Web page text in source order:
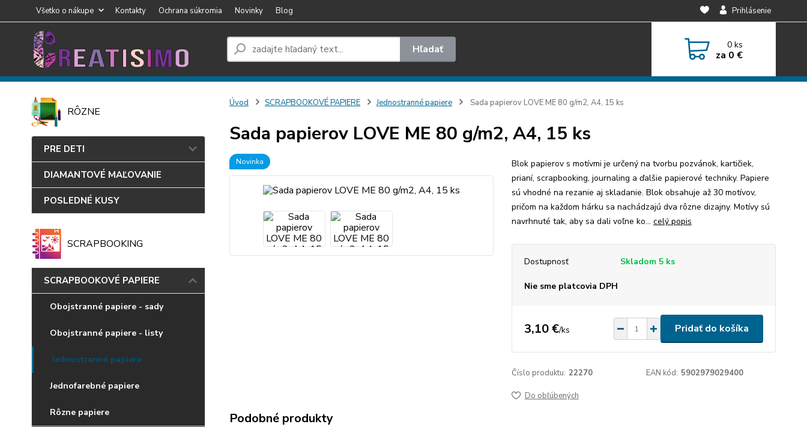
Všetko o nákupe Kontakty Ochrana súkromia Novinky Blog Prihlásenie
Hľadať 0ks
za 0 €
RÔZNE
PRE DETI
DIAMANTOVÉ MAĽOVANIE
POSLEDNÉ KUSY
SCRAPBOOKING
SCRAPBOOKOVÉ PAPIERE
Obojstranné papiere - sady
Obojstranné papiere - listy
Jednostranné papiere
Jednofarebné papiere
Rôzne papiere
Úvod SCRAPBOOKOVÉ PAPIERE Jednostranné papiere Sada papierov LOVE ME 80 g/m2, A4, 15 ks
Sada papierov LOVE ME 80 g/m2, A4, 15 ks
Novinka
Blok papierov s motívmi je určený na tvorbu pozvánok, kartičiek,
prianí, scrapbooking, journaling a ďalšie papierové techniky. Papiere
sú vhodné na rezanie aj skladanie. Blok obsahuje až 30 motívov,
pričom na každom hárku sa nachádzajú dva rôzne dizajny. Motívy sú
navrhnuté tak, aby sa dali voľne ko... celý popis
Dostupnosť Skladom 5 ks
Nie sme platcovia DPH
3,10 €/ks Pridať do košíka
Číslo produktu: 22270 EAN kód: 5902979029400
Do obľúbených
Podobné produkty